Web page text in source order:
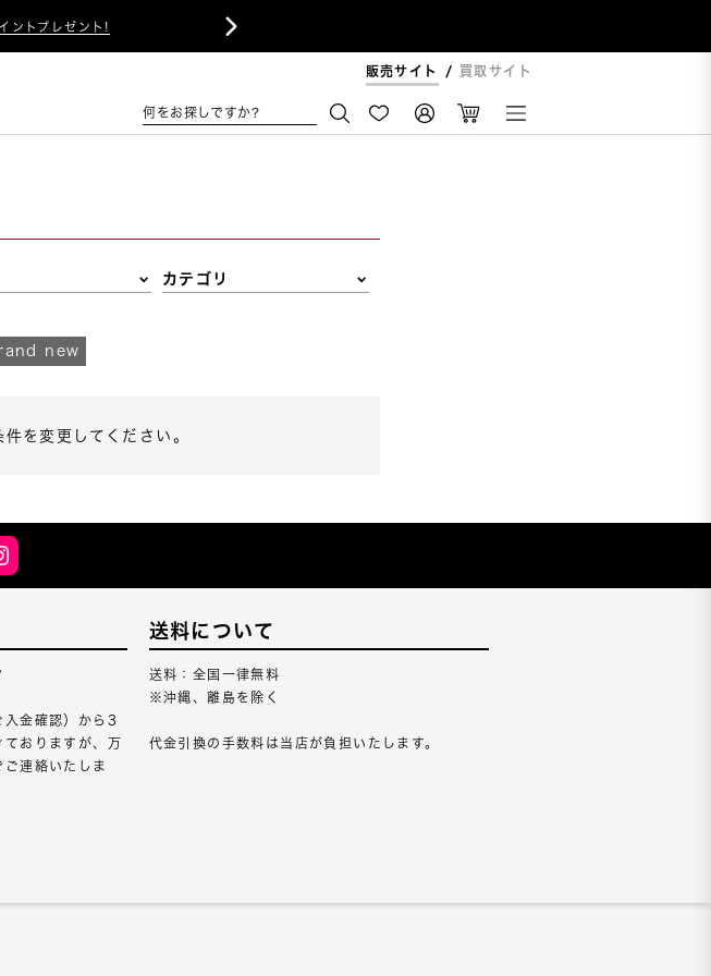
ントプレゼント! 
販売サイト 買取サイト
何をお探しですか?
カテゴリ
new
を変更してください。
入金確認）から3
ておりますが、万
ご連絡いたしま
送料について
送料：全国一律無料
※沖縄、離島を除く
代金引換の手数料は当店が負担いたします。